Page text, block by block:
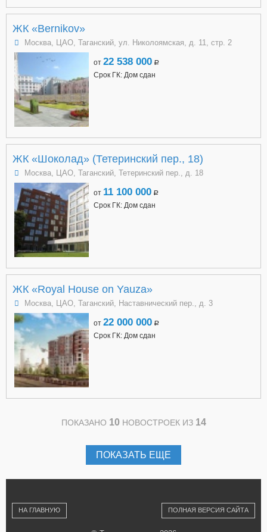
ЖК «Bernikov»
Москва, ЦАО, Таганский, ул. Николоямская, д. 11, стр. 2
от 22 538 000 a
Срок ГК: Дом сдан
ЖК «Шоколад» (Тетеринский пер., 18)
Москва, ЦАО, Таганский, Тетеринский пер., д. 18
от 11 100 000 a
Срок ГК: Дом сдан
ЖК «Royal House on Yauza»
Москва, ЦАО, Таганский, Наставнический пер., д. 3
от 22 000 000 a
Срок ГК: Дом сдан
ПОКАЗАНО 10 НОВОСТРОЕК ИЗ 14
ПОКАЗАТЬ ЕЩЕ
НА ГЛАВНУЮ ПОЛНАЯ ВЕРСИЯ САЙТА